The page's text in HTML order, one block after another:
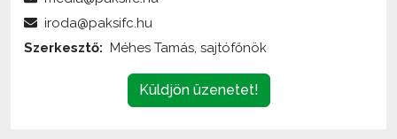
Küldjön üzenetet!